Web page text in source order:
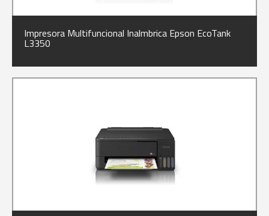
Impresora Multifuncional Inalmbrica Epson EcoTank
L3350